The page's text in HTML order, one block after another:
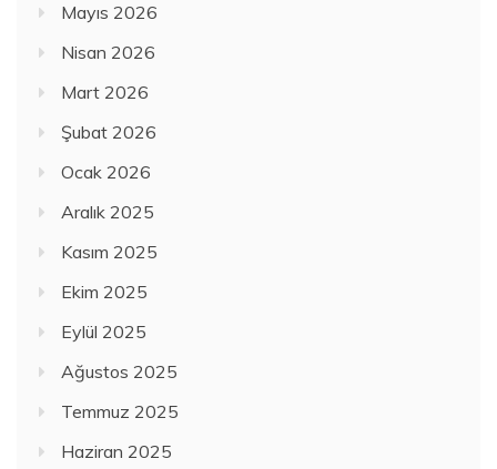
Mayıs 2026
Nisan 2026
Mart 2026
Şubat 2026
Ocak 2026
Aralık 2025
Kasım 2025
Ekim 2025
Eylül 2025
Ağustos 2025
Temmuz 2025
Haziran 2025